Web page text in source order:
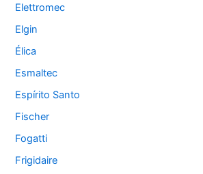
Elettromec
Elgin
Élica
Esmaltec
Espírito Santo
Fischer
Fogatti
Frigidaire